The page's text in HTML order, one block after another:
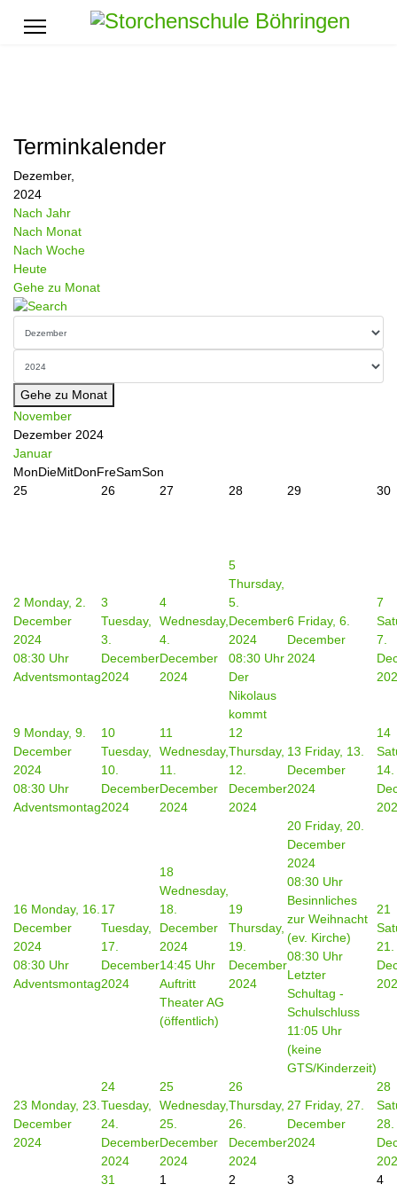
Terminkalender
Dezember,
2024
Nach Jahr
Nach Monat
Nach Woche
Heute
Gehe zu Monat
Gehe zu Monat
November
Dezember 2024
Januar
MonDieMitDonFreSamSon
25
26 27 28 29 30
2 Monday, 2.
December
2024
08:30 Uhr
Adventsmontag
3
Tuesday,
3.
December
2024
4
Wednesday,
4.
December
2024
5
Thursday,
5.
December
2024
08:30 Uhr
Der
Nikolaus
kommt
6 Friday, 6.
December
2024
7
7.
9 Monday, 9.
December
2024
08:30 Uhr
Adventsmontag
10
Tuesday,
10.
December
2024
11
Wednesday,
11.
December
2024
12
Thursday,
12.
December
2024
13 Friday, 13.
December
2024
14
14.
16 Monday, 16.
December
2024
08:30 Uhr
Adventsmontag
17
Tuesday,
17.
December
2024
18
Wednesday,
18.
December
2024
14:45 Uhr
Auftritt
Theater AG
(öffentlich)
19
Thursday,
19.
December
2024
20 Friday, 20.
December
2024
08:30 Uhr
Besinnliches
zur Weihnacht
(ev. Kirche)
08:30 Uhr
Letzter
Schultag -
Schulschluss
11:05 Uhr
(keine
GTS/Kinderzeit)
21
21.
23 Monday, 23.
December
2024
24
Tuesday,
24.
December
2024
25
Wednesday,
25.
December
2024
26
Thursday,
26.
December
2024
27 Friday, 27.
December
2024
28
28.
31
1 2 3 4